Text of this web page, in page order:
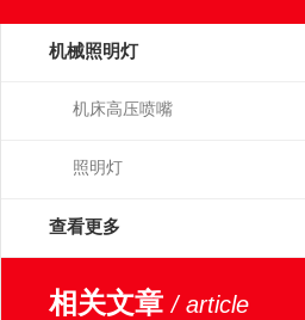
机械照明灯
机床高压喷嘴
照明灯
查看更多
相关文章/ article